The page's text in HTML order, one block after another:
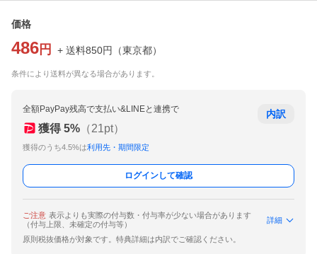
価格
486 円 + 送料850円 （東京都）
条件により送料が異なる場合があります。
全額PayPay残高で支払い&LINEと連携で
獲得 5% （21pt）
獲得のうち4.5%は利用先・期間限定
内訳
ログインして確認
ご注意 表示よりも実際の付与数・付与率が少ない場合があります
（付与上限、未確定の付与等）
詳細
原則税抜価格が対象です。特典詳細は内訳でご確認ください。